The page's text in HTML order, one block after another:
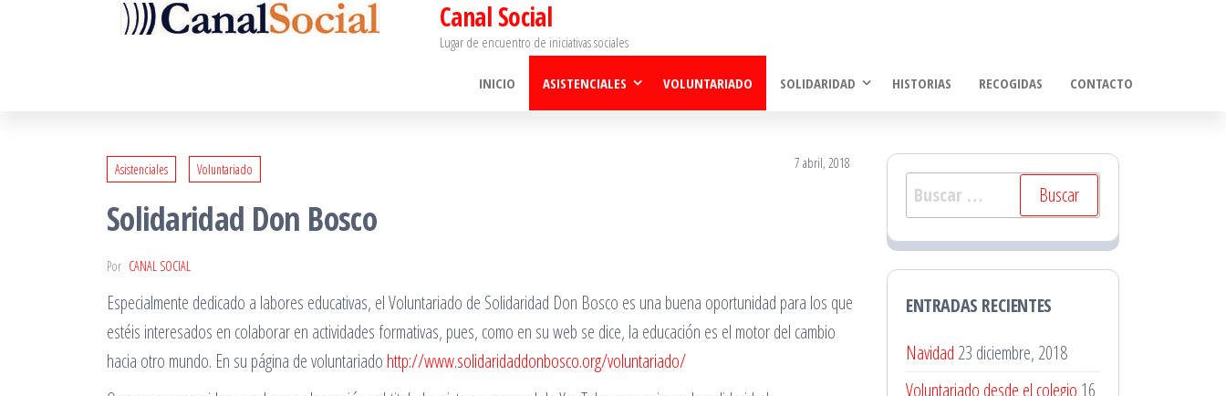
Canal Social
Lugar de encuentro de iniciativas sociales
INICIO ASISTENCIALES VOLUNTARIADO SOLIDARIDAD HISTORIAS RECOGIDAS CONTACTO
Asistenciales Voluntariado 7 abril, 2018
Solidaridad Don Bosco
Por CANAL SOCIAL
Especialmente dedicado a labores educativas, el Voluntariado de Solidaridad Don Bosco es una buena oportunidad para los que
estéis interesados en colaborar en actividades formativas, pues, como en su web se dice, la educación es el motor del cambio
hacia otro mundo. En su página de voluntariado http://www.solidaridaddonbosco.org/voluntariado/
Buscar:
ENTRADAS RECIENTES
Navidad 23 diciembre, 2018
Voluntariado desde el colegio 16